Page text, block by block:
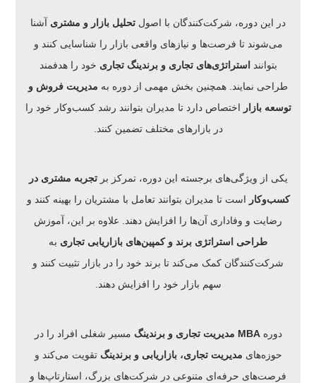
در این دوره، شرکت‌کنندگان با اصول تحلیل بازار و مشتری آشنا
می‌شوند تا فرصت‌ها و نیازهای واقعی بازار را شناسایی کنند و
بتوانند
استراتژی‌های تجاری و برندینگ تجاری خود را هدفمند
طراحی نمایند. همچنین بخش مهمی از دوره به مدیریت فروش و
توسعه بازار اختصاص دارد تا مدیران بتوانند رشد کسب‌وکار خود را
در بازارهای مختلف تضمین کنند.
یکی از ویژگی‌های برجسته این دوره، تمرکز برتجربه مشتری در
کسب‌وکار است تا مدیران بتوانند تعامل با مشتریان را بهینه کنند و
رضایت و وفاداری آن‌ها را افزایش دهند. علاوه بر این، آموزش
طراحی استراتژی برند و کمپین‌های بازاریابی تجاری به
شرکت‌کنندگان کمک می‌کند تا برند خود را در بازار تثبیت کنند و
سهم بازار خود را افزایش دهند.
دورهMBA مدیریت تجاری و برندینگ
مسیر شغلی افراد را در
حوزه‌های مدیریت تجاری، بازاریابی و برندینگ تقویت می‌کند و
فرصت‌های حرفه‌ای متنوعی در شرکت‌های بزرگ، استارتاپ‌ها و